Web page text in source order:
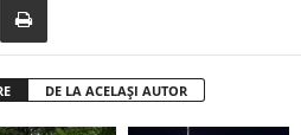
DE LA ACELAȘI AUTOR